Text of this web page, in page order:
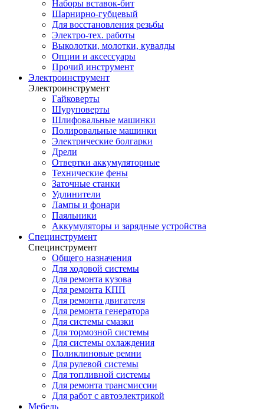
Наборы вставок-бит
Шарнирно-губцевый
Для восстановления резьбы
Электро-тех. работы
Выколотки, молотки, кувалды
Опции и аксессуары
Прочий инструмент
Электроинструмент
Электроинструмент
Гайковерты
Шуруповерты
Шлифовальные машинки
Полировальные машинки
Электрические болгарки
Дрели
Отвертки аккумуляторные
Технические фены
Заточные станки
Удлинители
Лампы и фонари
Паяльники
Аккумуляторы и зарядные устройства
Специнструмент
Специнструмент
Общего назначения
Для ходовой системы
Для ремонта кузова
Для ремонта КПП
Для ремонта двигателя
Для ремонта генератора
Для системы смазки
Для тормозной системы
Для системы охлаждения
Поликлиновые ремни
Для рулевой системы
Для топливной системы
Для ремонта трансмиссии
Для работ с автоэлектрикой
Мебель